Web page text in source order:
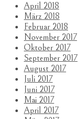
April 2018
März 2018
Februar 2018
November 2017
Oktober 2017
September 2017
August 2017
Juli 2017
Juni 2017
Mai 2017
April 2017